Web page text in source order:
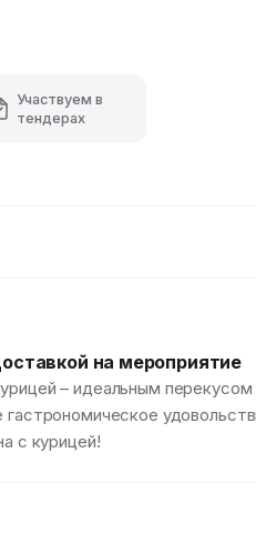
Участвуем в
тендерах
на мероприятие
– идеальным
с курицей!